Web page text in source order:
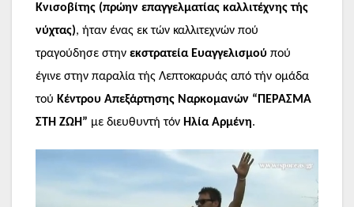
Κνισοβίτης (πρώην επαγγελματίας καλλιτέχνης τής
νύχτας), ήταν ένας εκ τών καλλιτεχνών πού
τραγούδησε στην εκστρατεία Ευαγγελισμού πού
έγινε στην παραλία τής Λεπτοκαρυάς από τήν ομάδα
τού Κέντρου Απεξάρτησης Ναρκομανών “ΠΕΡΑΣΜΑ
ΣΤΗ ΖΩΗ” με διευθυντή τόν Ηλία Αρμένη.